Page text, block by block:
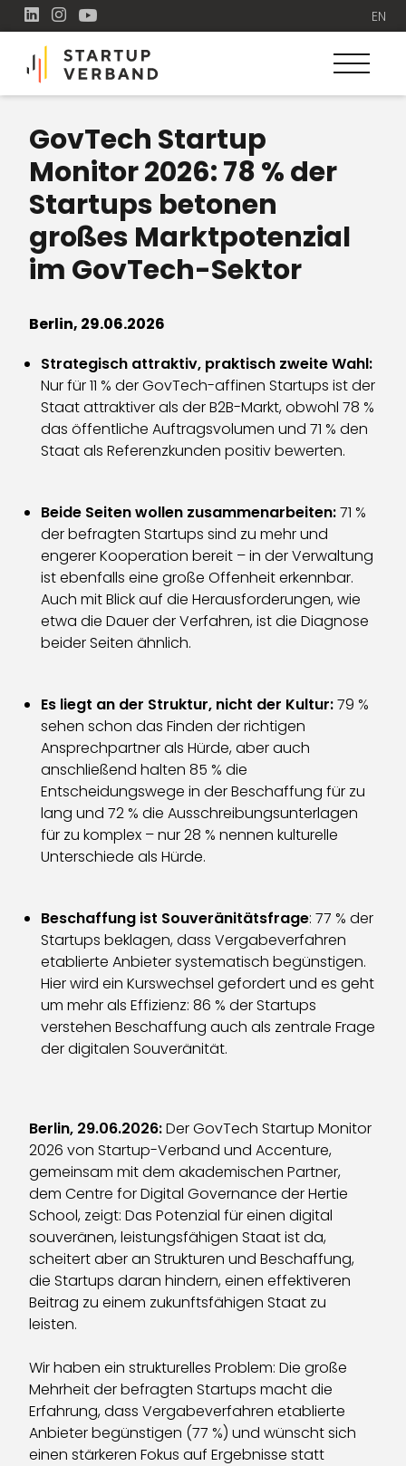
EN
GovTech Startup
Monitor 2026: 78 % der
Startups betonen
großes Marktpotenzial
im GovTech-Sektor
Berlin, 29.06.2026
Strategisch attraktiv, praktisch zweite Wahl:
Nur für 11 % der GovTech-affinen Startups ist der
Staat attraktiver als der B2B-Markt, obwohl 78 %
das öffentliche Auftragsvolumen und 71 % den
Staat als Referenzkunden positiv bewerten.
Beide Seiten wollen zusammenarbeiten:71 %
der befragten Startups sind zu mehr und
engerer Kooperation bereit – in der Verwaltung
ist ebenfalls eine große Offenheit erkennbar.
Auch mit Blick auf die Herausforderungen, wie
etwa die Dauer der Verfahren, ist die Diagnose
beider Seiten ähnlich.
Es liegt an der Struktur, nicht der Kultur:79 %
sehen schon das Finden der richtigen
Ansprechpartner als Hürde, aber auch
anschließend halten 85 % die
Entscheidungswege in der Beschaffung für zu
lang und 72 % die Ausschreibungsunterlagen
für zu komplex – nur 28 % nennen kulturelle
Unterschiede als Hürde.
Beschaffung ist Souveränitätsfrage: 77 % der
Startups beklagen, dass Vergabeverfahren
etablierte Anbieter systematisch begünstigen.
Hier wird ein Kurswechsel gefordert und es geht
um mehr als Effizienz: 86 % der Startups
verstehen Beschaffung auch als zentrale Frage
der digitalen Souveränität.
Berlin, 29.06.2026:Der GovTech Startup Monitor
2026 von Startup-Verband und Accenture,
gemeinsam mit dem akademischen Partner,
dem Centre for Digital Governance der Hertie
School, zeigt: Das Potenzial für einen digital
souveränen, leistungsfähigen Staat ist da,
scheitert aber an Strukturen und Beschaffung,
die Startups daran hindern, einen effektiveren
Beitrag zu einem zukunftsfähigen Staat zu
leisten.
Wir haben ein strukturelles Problem: Die große
Mehrheit der befragten Startups macht die
Erfahrung, dass Vergabeverfahren etablierte
Anbieter begünstigen (77 %) und wünscht sich
einen stärkeren Fokus auf Ergebnisse statt